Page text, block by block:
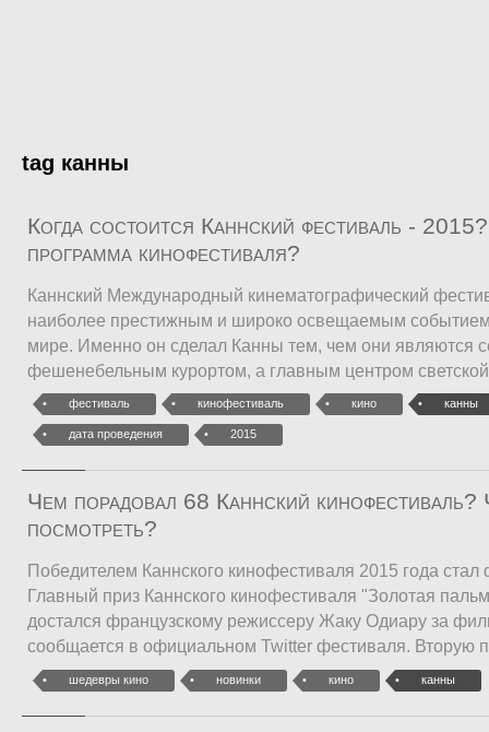
tag канны
Когда состоится Каннский фестиваль -
программа кинофестиваля?
Каннский Международный кинематографический
наиболее престижным и широко освещаемым событием
мире. Именно он сделал Канны тем, чем они являются
фешенебельным курортом, а главным центром светской
фестиваль кинофестиваль кино канны
дата проведения 2015
Чем порадовал 68 Каннский кинофестиваль?
посмотреть?
Победителем Каннского кинофестиваля 2015 года
Главный приз Каннского кинофестиваля "Золотая
достался французскому режиссеру Жаку Одиару за
сообщается в официальном Twitter фестиваля. Вторую
шедевры кино новинки кино канны